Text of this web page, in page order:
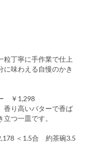
粒丁寧に手作業で仕上
に味わえる自慢のかき
￥1,298
香り高いバターで香ば
つ一皿です。
＜1.5合 約茶碗3.5